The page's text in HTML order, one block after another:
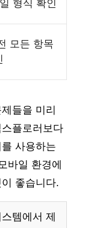
형식 확인
모든 항목
들을 미리
플로러보다
사용하는
바일 환경에
좋습니다.
템에서 제